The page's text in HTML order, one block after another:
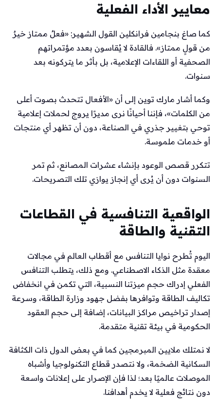
معايير الأداء الفعلية
كما صاغ بنجامين فرانكلين القول الشهير: «فعلٌ ممتاز خيرٌ
من قولٍ ممتاز». فالقادة لا يُقاسون بعدد مؤتمراتهم
الصحفية أو اللقاءات الإعلامية، بل بأثر ما يتركونه بعد
سنوات.
وكما أشار مارك توين إلى أن «الأفعال تتحدث بصوت أعلى
من الكلمات»، فإننا أحيانًا نرى مديرًا يروج لحملات إعلامية
توحي بتغيير جذري في الصناعة، دون أن تظهر أي منتجات
أو خدمات ملموسة.
تتكرر قصص الوعود بإنشاء عشرات المصانع، ثم تمر
السنوات دون أن يُرى أي إنجاز يوازي تلك التصريحات.
الواقعية التنافسية في القطاعات
التقنية والطاقة
اليوم تُطرح نوايا التنافس مع أقطاب العالم في مجالات
معقدة مثل الذكاء الاصطناعي. ومع ذلك، يتطلب التنافس
الفعلي إدراك حجم ميزتنا النسبية، التي تكمن في انخفاض
تكاليف الطاقة وتوافرها بفضل جهود وزارة الطاقة، وسرعة
إصدار تراخيص مراكز البيانات، إضافة إلى حجم العقود
الحكومية في بيئة تقنية متقدمة.
لا نمتلك ملايين المبرمجين كما في بعض الدول ذات الكثافة
السكانية الضخمة، ولا نتصدر قطاع التكنولوجيا وأشباه
الموصلات عالميًا بعد؛ لذا فإن الإصرار على إعلانات واسعة
دون نتائج فعلية لا يخدم أهدافنا.